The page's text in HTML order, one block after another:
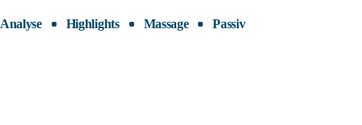
Analyse Highlights Massage Passiv